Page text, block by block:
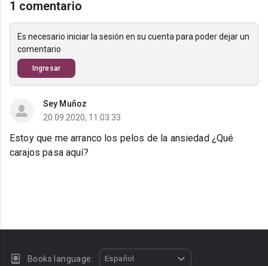
1 comentario
Es necesario iniciar la sesión en su cuenta para poder dejar un
comentario
Ingresar
Sey Muñoz
20.09.2020, 11:03:33
Estoy que me arranco los pelos de la ansiedad ¿Qué
carajos pasa aquí?
Books language: Español